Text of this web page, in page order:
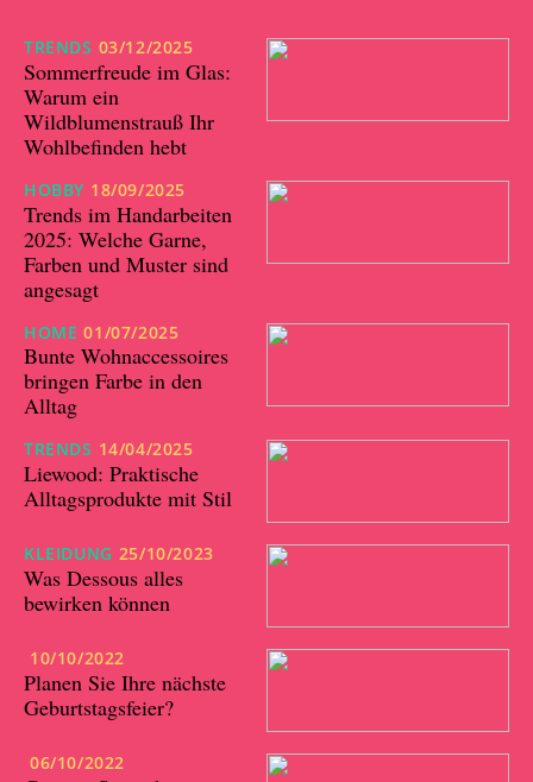
TRENDS 03/12/2025
Sommerfreude im Glas:
Warum ein
Wildblumenstrauß Ihr
Wohlbefinden hebt
HOBBY 18/09/2025
Trends im Handarbeiten
2025: Welche Garne,
Farben und Muster sind
angesagt
HOME 01/07/2025
Bunte Wohnaccessoires
bringen Farbe in den
Alltag
TRENDS 14/04/2025
Liewood: Praktische
Alltagsprodukte mit Stil
KLEIDUNG 25/10/2023
Was Dessous alles
bewirken können
10/10/2022
Planen Sie Ihre nächste
Geburtstagsfeier?
06/10/2022